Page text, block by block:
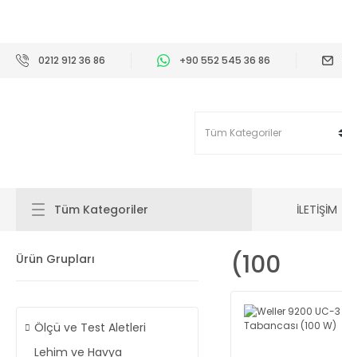
0212 912 36 86 +90 552 545 36 86
Tüm Kategoriler İLETİŞİM
Ürün Grupları
Ölçü ve Test Aletleri
Lehim ve Havya
(100